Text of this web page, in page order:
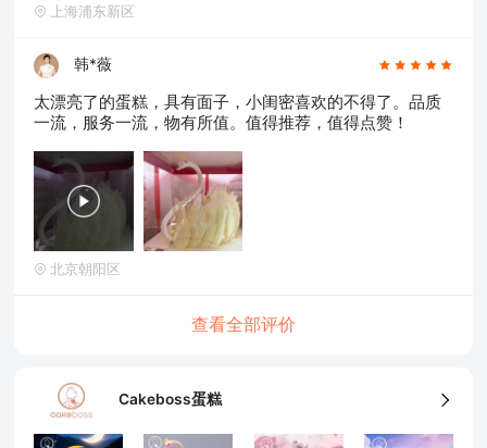
上海浦东新区
韩*薇
太漂亮了的蛋糕，具有面子，小闺密喜欢的不得了。品质
一流，服务一流，物有所值。值得推荐，值得点赞！
北京朝阳区
查看全部评价
Cakeboss蛋糕